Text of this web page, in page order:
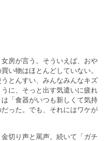
房が言う。そういえば、おや
い物はほとんどしていない。
とんすい、みんなみんなキズ
に、そっと出す気遣いに疲れ
「食器がいつも新しくて気持
った。でも、それにはワケが
切り声と罵声。続いて「ガチ